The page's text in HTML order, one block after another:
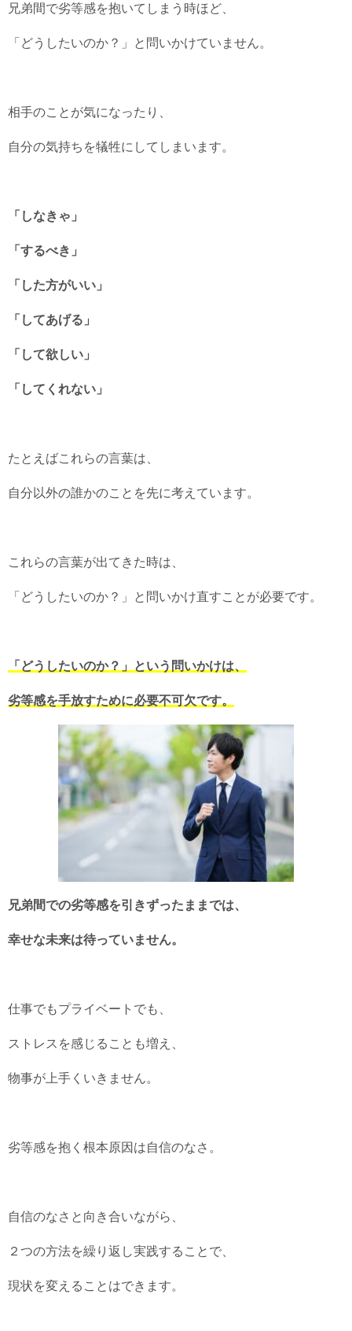
兄弟間で劣等感を抱いてしまう時ほど、
「どうしたいのか？」と問いかけていません。
相手のことが気になったり、
自分の気持ちを犠牲にしてしまいます。
「しなきゃ」
「するべき」
「した方がいい」
「してあげる」
「して欲しい」
「してくれない」
たとえばこれらの言葉は、
自分以外の誰かのことを先に考えています。
これらの言葉が出てきた時は、
「どうしたいのか？」と問いかけ直すことが必要です。
「どうしたいのか？」という問いかけは、
劣等感を手放すために必要不可欠です。
兄弟間での劣等感を引きずったままでは、
幸せな未来は待っていません。
仕事でもプライベートでも、
ストレスを感じることも増え、
物事が上手くいきません。
劣等感を抱く根本原因は自信のなさ。
自信のなさと向き合いながら、
２つの方法を繰り返し実践することで、
現状を変えることはできます。